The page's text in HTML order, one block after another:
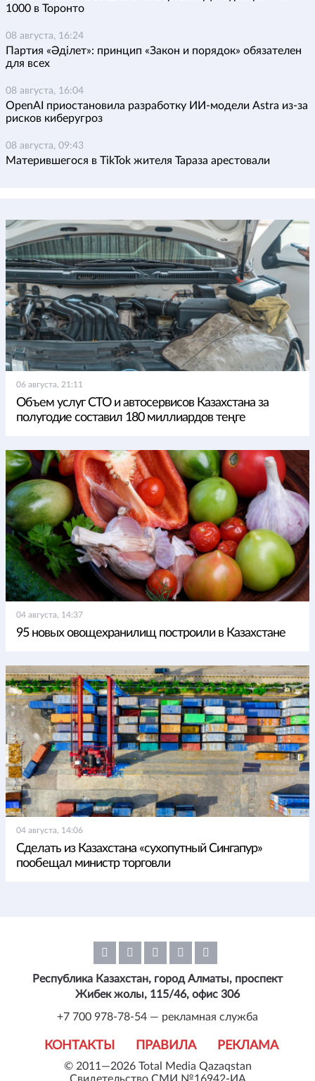
1000 в Торонто
08 августа, 16:24
Партия «Әділет»: принцип «Закон и порядок» обязателен
для всех
08 августа, 16:04
OpenAI приостановила разработку ИИ-модели Astra из-за
рисков киберугроз
08 августа, 09:43
Матерившегося в TikTok жителя Тараза арестовали
06 августа, 21:11
Объем услуг СТО и автосервисов Казахстана за
полугодие составил 180 миллиардов теңге
04 августа, 14:37
95 новых овощехранилищ построили в Казахстане
04 августа, 14:06
Сделать из Казахстана «сухопутный Сингапур»
пообещал министр торговли
© 2011—2026 Total Media Qazaqstan
Свидетельство СМИ №16942-ИА
КОНТАКТЫ ПРАВИЛА РЕКЛАМА
Республика Казахстан, город Алматы, проспект
Жибек жолы, 115/46, офис 306
+7 700 978-78-54 — рекламная служба